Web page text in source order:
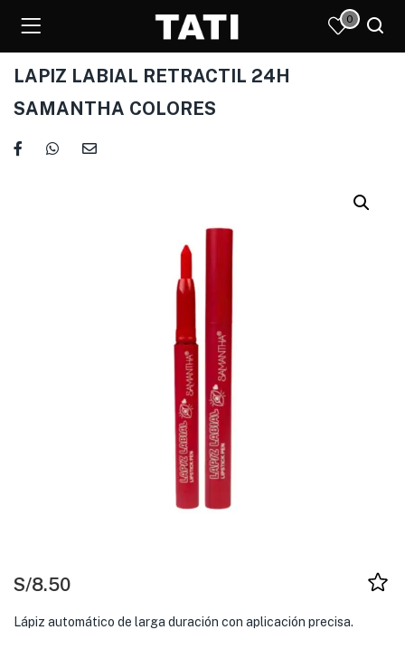
0
LAPIZ LABIAL RETRACTIL 24H
SAMANTHA COLORES
S/8.50
Lápiz automático de larga duración con aplicación precisa.